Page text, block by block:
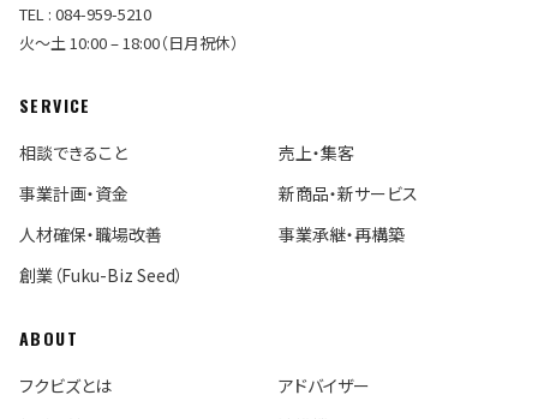
TEL : 084-959-5210
火〜土 10:00 – 18:00（日月祝休）
SERVICE
相談できること
売上・集客
事業計画・資金
新商品・新サービス
人材確保・職場改善
事業承継・再構築
創業（Fuku-Biz Seed）
ABOUT
フクビズとは
アドバイザー